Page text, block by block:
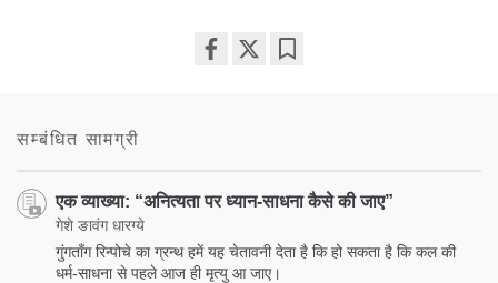
सम्बंधित सामग्री
एक व्याख्या: “अनित्यता पर ध्यान-साधना कैसे की जाए”
गेशे ङावंग धारग्ये
गुंगताँग रिन्पोचे का ग्रन्थ हमें यह चेतावनी देता है कि हो सकता है कि कल की
धर्म-साधना से पहले आज ही मृत्यु आ जाए।